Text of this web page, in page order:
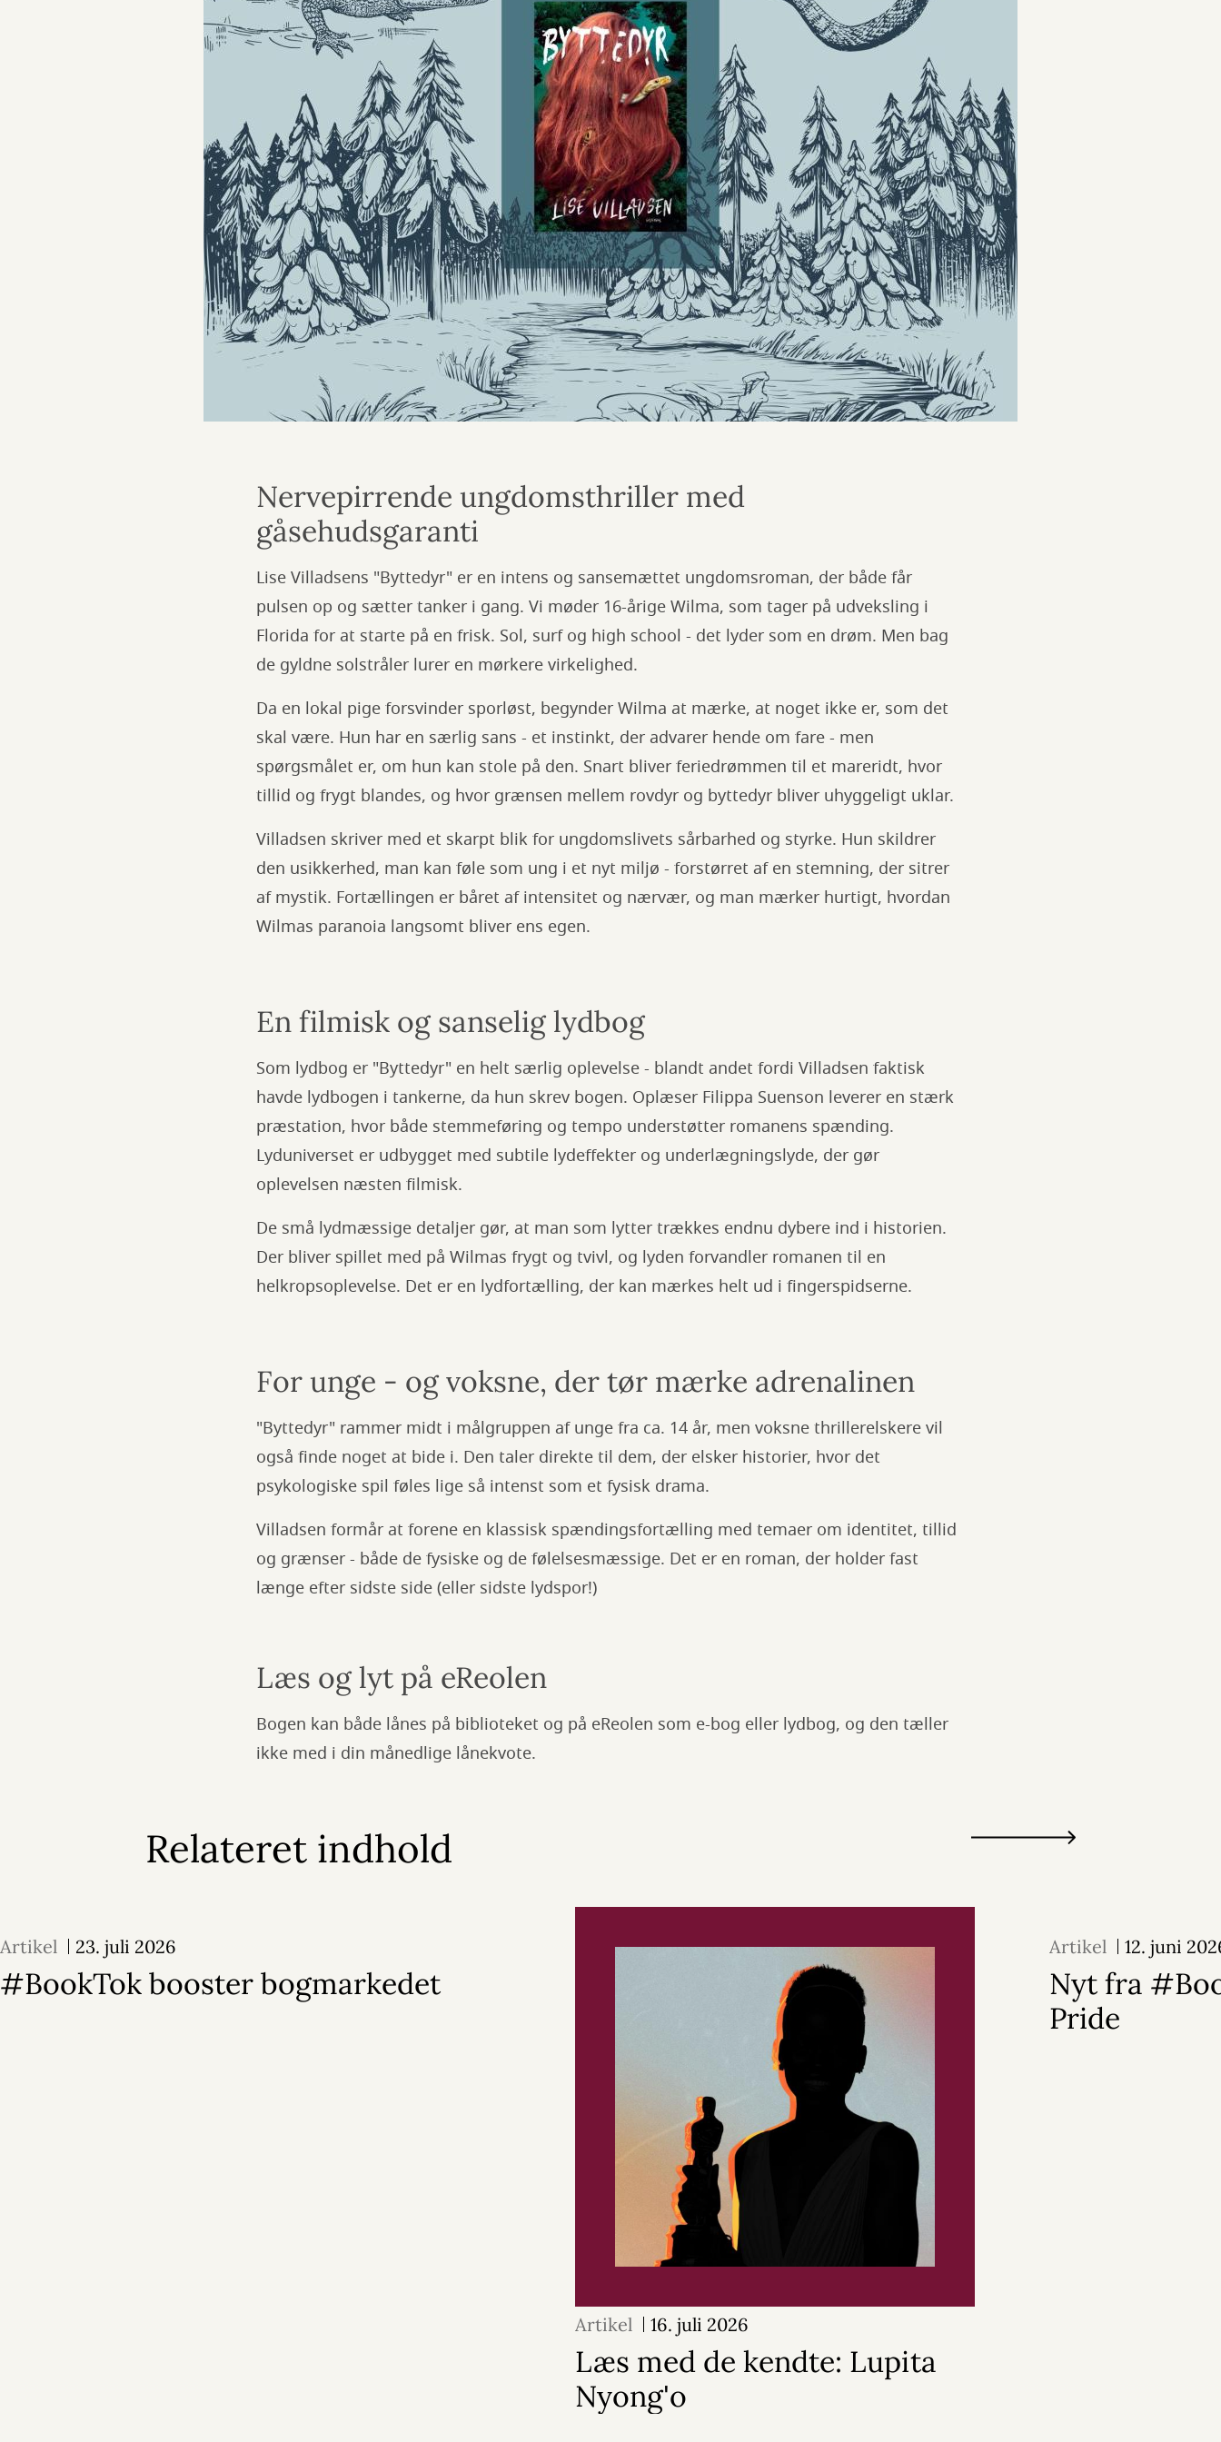
Nervepirrende ungdomsthriller med
gåsehudsgaranti
Lise Villadsens "Byttedyr" er en intens og sansemættet ungdomsroman, der både får
pulsen op og sætter tanker i gang. Vi møder 16-årige Wilma, som tager på udveksling i
Florida for at starte på en frisk. Sol, surf og high school - det lyder som en drøm. Men bag
de gyldne solstråler lurer en mørkere virkelighed.
Da en lokal pige forsvinder sporløst, begynder Wilma at mærke, at noget ikke er, som det
skal være. Hun har en særlig sans - et instinkt, der advarer hende om fare - men
spørgsmålet er, om hun kan stole på den. Snart bliver feriedrømmen til et mareridt, hvor
tillid og frygt blandes, og hvor grænsen mellem rovdyr og byttedyr bliver uhyggeligt uklar.
Villadsen skriver med et skarpt blik for ungdomslivets sårbarhed og styrke. Hun skildrer
den usikkerhed, man kan føle som ung i et nyt miljø - forstørret af en stemning, der sitrer
af mystik. Fortællingen er båret af intensitet og nærvær, og man mærker hurtigt, hvordan
Wilmas paranoia langsomt bliver ens egen.
En filmisk og sanselig lydbog
Som lydbog er "Byttedyr" en helt særlig oplevelse - blandt andet fordi Villadsen faktisk
havde lydbogen i tankerne, da hun skrev bogen. Oplæser Filippa Suenson leverer en stærk
præstation, hvor både stemmeføring og tempo understøtter romanens spænding.
Lyduniverset er udbygget med subtile lydeffekter og underlægningslyde, der gør
oplevelsen næsten filmisk.
De små lydmæssige detaljer gør, at man som lytter trækkes endnu dybere ind i historien.
Der bliver spillet med på Wilmas frygt og tvivl, og lyden forvandler romanen til en
helkropsoplevelse. Det er en lydfortælling, der kan mærkes helt ud i fingerspidserne.
For unge - og voksne, der tør mærke adrenalinen
"Byttedyr" rammer midt i målgruppen af unge fra ca. 14 år, men voksne thrillerelskere vil
også finde noget at bide i. Den taler direkte til dem, der elsker historier, hvor det
psykologiske spil føles lige så intenst som et fysisk drama.
Villadsen formår at forene en klassisk spændingsfortælling med temaer om identitet, tillid
og grænser - både de fysiske og de følelsesmæssige. Det er en roman, der holder fast
længe efter sidste side (eller sidste lydspor!)
Læs og lyt på eReolen
Bogen kan både lånes på biblioteket og på eReolen som e-bog eller lydbog, og den tæller
ikke med i din månedlige lånekvote.
Relateret indhold
Artikel 23. juli 2026
#BookTok booster bogmarkedet
Artikel 16. juli 2026
Læs med de kendte: Lupita
Nyong'o
Artikel 12. juni
Nyt fra
Pride